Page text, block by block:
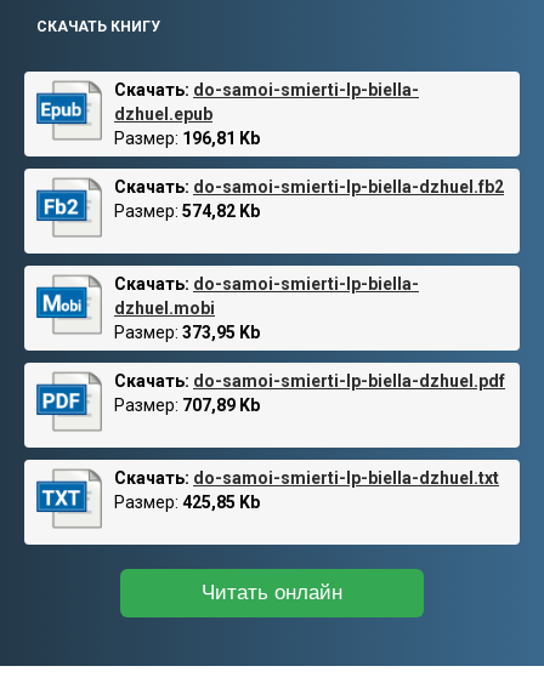
СКАЧАТЬ КНИГУ
Скачать: do-samoi-smierti-lp-biella-
dzhuel.epub
Размер: 196,81 Kb
Скачать: do-samoi-smierti-lp-biella-dzhuel.fb2
Размер: 574,82 Kb
Скачать: do-samoi-smierti-lp-biella-
dzhuel.mobi
Размер: 373,95 Kb
Скачать: do-samoi-smierti-lp-biella-dzhuel.pdf
Размер: 707,89 Kb
Скачать: do-samoi-smierti-lp-biella-dzhuel.txt
Размер: 425,85 Kb
Читать онлайн